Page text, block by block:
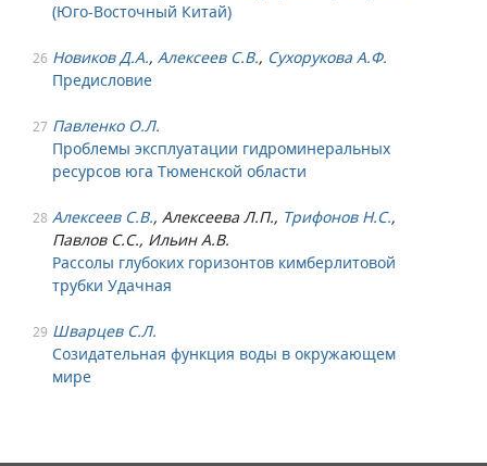
(Юго-Восточный Китай)
26 Новиков Д.А., Алексеев С.В., Сухорукова А.Ф.
Предисловие
27 Павленко О.Л.
Проблемы эксплуатации гидроминеральных
ресурсов юга Тюменской области
28 Алексеев С.В., Алексеева Л.П., Трифонов Н.С.,
Павлов С.С., Ильин А.В.
Рассолы глубоких горизонтов кимберлитовой
трубки Удачная
29 Шварцев С.Л.
Созидательная функция воды в окружающем
мире